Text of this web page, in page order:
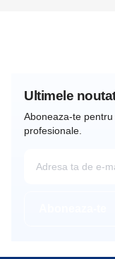
Ultimele